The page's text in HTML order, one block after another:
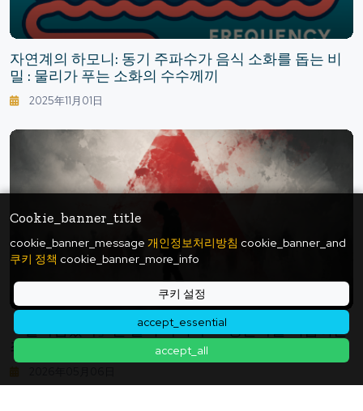
Cookie_banner_title
cookie_banner_message 개인정보처리방침 cookie_banner_and
쿠키 정책 cookie_banner_more_info
쿠키 설정
accept_essential
accept_all
자연계의 하모니: 동기 주파수가 음식 소화를 돕는 비
밀 : 물리가 푸는 소화의 수수께끼
2025年11月01日
「살아남았다」는 끝이 아니다 — 생존자를 괴롭히는
죄책감의 정체